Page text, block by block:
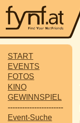
START
EVENTS
FOTOS
KINO
GEWINNSPIEL
-----------------------
Event-Suche